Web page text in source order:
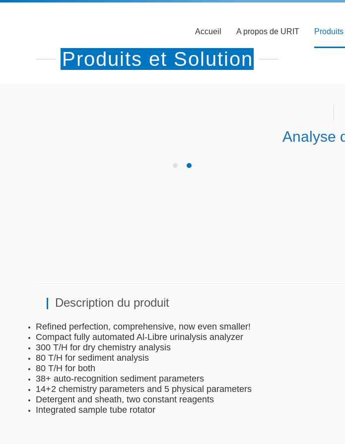
Accueil A propos de URIT
Produits et Solution
Analyse
Description du produit
Refined perfection, comprehensive, now even smaller!
Compact fully automated Al-Libre urinalysis analyzer
300 T/H for dry chemistry analysis
80 T/H for sediment analysis
80 T/H for both
38+ auto-recognition sediment parameters
14+2 chemistry parameters and 5 physical parameters
Detergent and sheath, two constant reagents
Integrated sample tube rotator